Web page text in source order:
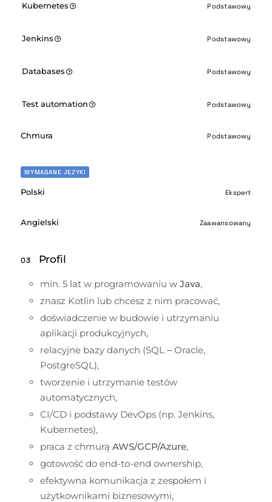
Kubernetes Podstawowy
Jenkins Podstawowy
Databases Podstawowy
Test automation Podstawowy
Chmura Podstawowy
WYMAGANE JĘZYKI
Polski Ekspert
Angielski Zaawansowany
03 Profil
min. 5 lat w programowaniu w Java,
znasz Kotlin lub chcesz z nim pracować,
doświadczenie w budowie i utrzymaniu
aplikacji produkcyjnych,
relacyjne bazy danych (SQL – Oracle,
PostgreSQL),
tworzenie i utrzymanie testów
automatycznych,
CI/CD i podstawy DevOps (np. Jenkins,
Kubernetes),
praca z chmurą AWS/GCP/Azure,
gotowość do end-to-end ownership,
efektywna komunikacja z zespołem i
użytkownikami biznesowymi,